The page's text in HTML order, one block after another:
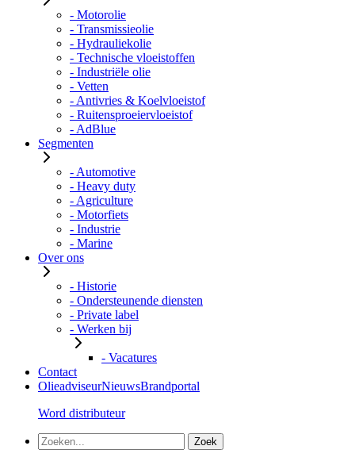
- Motorolie
- Transmissieolie
- Hydrauliekolie
- Technische vloeistoffen
- Industriële olie
- Vetten
- Antivries & Koelvloeistof
- Ruitensproeiervloeistof
- AdBlue
Segmenten
- Automotive
- Heavy duty
- Agriculture
- Motorfiets
- Industrie
- Marine
Over ons
- Historie
- Ondersteunende diensten
- Private label
- Werken bij
- Vacatures
Contact
OlieadviseurNieuwsBrandportal
Word distributeur